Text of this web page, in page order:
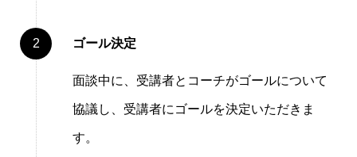
ゴール決定
⾯談中に、受講者とコーチがゴールについて
協議し、受講者にゴールを決定いただきま
す。